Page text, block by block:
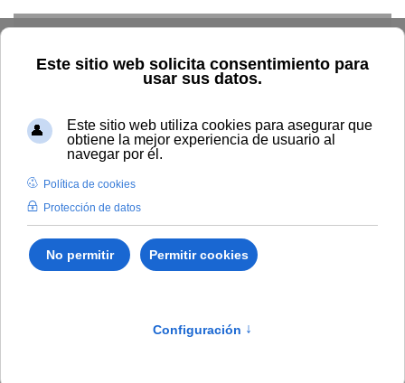
Home Profesorado Directorio profesor
Asunción
Martínez Martínez
Asunción Martínez